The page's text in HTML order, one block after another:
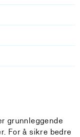
grunnleggende
For å sikre bedre